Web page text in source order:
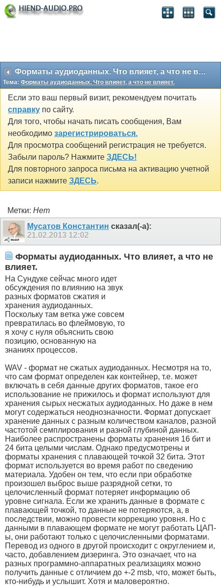
Форматы аудиоданных. Что влияет, а что не влияет.
Тема: Форматы аудиоданных. Что влияет, а что не влияет.
Если это ваш первый визит, рекомендуем почитать
справку по сайту.
Для того, чтобы начать писать сообщения, Вам
необходимо зарегистрироваться.
Для просмотра сообщений регистрация не требуется.
Забыли пароль? Нажмите ЗДЕСЬ!
Для повторного запроса письма на активацию учетной
записи нажмите ЗДЕСЬ.
Метки: Нет
Мусатов Константин сказал(-а):
21.02.2013 12:02
Форматы аудиоданных. Что влияет, а что не
влияет.
На Сундуке сейчас много идет
обсуждения по влиянию на звук
разных форматов сжатия и
хранения аудиоданных.
Поскольку там ветка уже совсем
превратилась во флеймовую, то
я хочу с нуля объяснить свою
позицию, основанную на
знаниях процессов.
WAV - формат не сжатых аудиоданных. Несмотря на то,
что сам формат определен как контейнер, т.е. может
включать в себя данные других форматов, такое его
использование не прижилось и формат используют для
хранения сырых несжатых аудиоданных. Но даже в нем
могут содержаться неоднозначности. Формат допускает
хранение данных с разным количеством каналов, разной
частотой семплирования и разной глубиной данных.
Наиболее распространены форматы хранения 16 бит и
24 бита целыми числам. Однако предусмотрены и
форматы хранения с плавающей точкой 32 бита. Этот
формат используется во время работ по сведению
материала. Удобен он тем, что если при обработке
произошел выброс выше разрядной сетки, то
целочисленный формат потеряет информацию об
уровне сигнала. Если же хранить данные в формате с
плавающей точкой, то данные не потеряются, а, в
последствии, можно провести коррекцию уровня. Но с
данными в плавающем формате не могут работать ЦАП-
ы, они работают только с целочисленными форматами.
Перевод из одного в другой происходит с округлением и,
часто, добавлением дизеринга. Это означает, что на
разных программно-аппаратных реализациях можно
получить данные с отличием до +-2 msb, что, может быть,
кто-нибудь и услышит. Хотя и маловероятно.